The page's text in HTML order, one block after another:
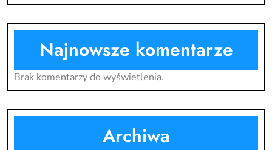
Najnowsze komentarze
Brak komentarzy do wyświetlenia.
Archiwa